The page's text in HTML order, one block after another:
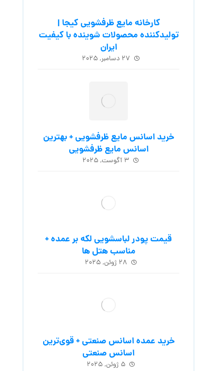
کارخانه مایع ظرفشویی کیجا |
تولیدکننده محصولات شوینده با کیفیت
ایران
۲۷ دسامبر, ۲۰۲۵
خرید اسانس مایع ظرفشویی + بهترین
اسانس مایع ظرفشویی
۳ آگوست, ۲۰۲۵
قیمت پودر لباسشویی لکه بر عمده +
مناسب هتل ها
۲۸ ژوئن, ۲۰۲۵
خرید عمده اسانس صنعتی + قوی‌ترین
اسانس‌ صنعتی
۵ ژوئن, ۲۰۲۵